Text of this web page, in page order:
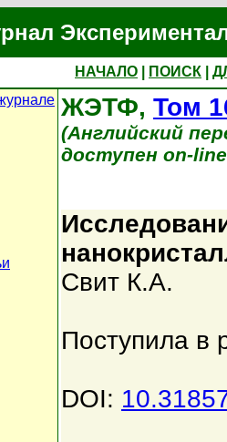
НАЧАЛО ПОИСК
ЖЭТФ, Том
(Английский
доступен on-
Свит К.А.
Поступила в
DOI: